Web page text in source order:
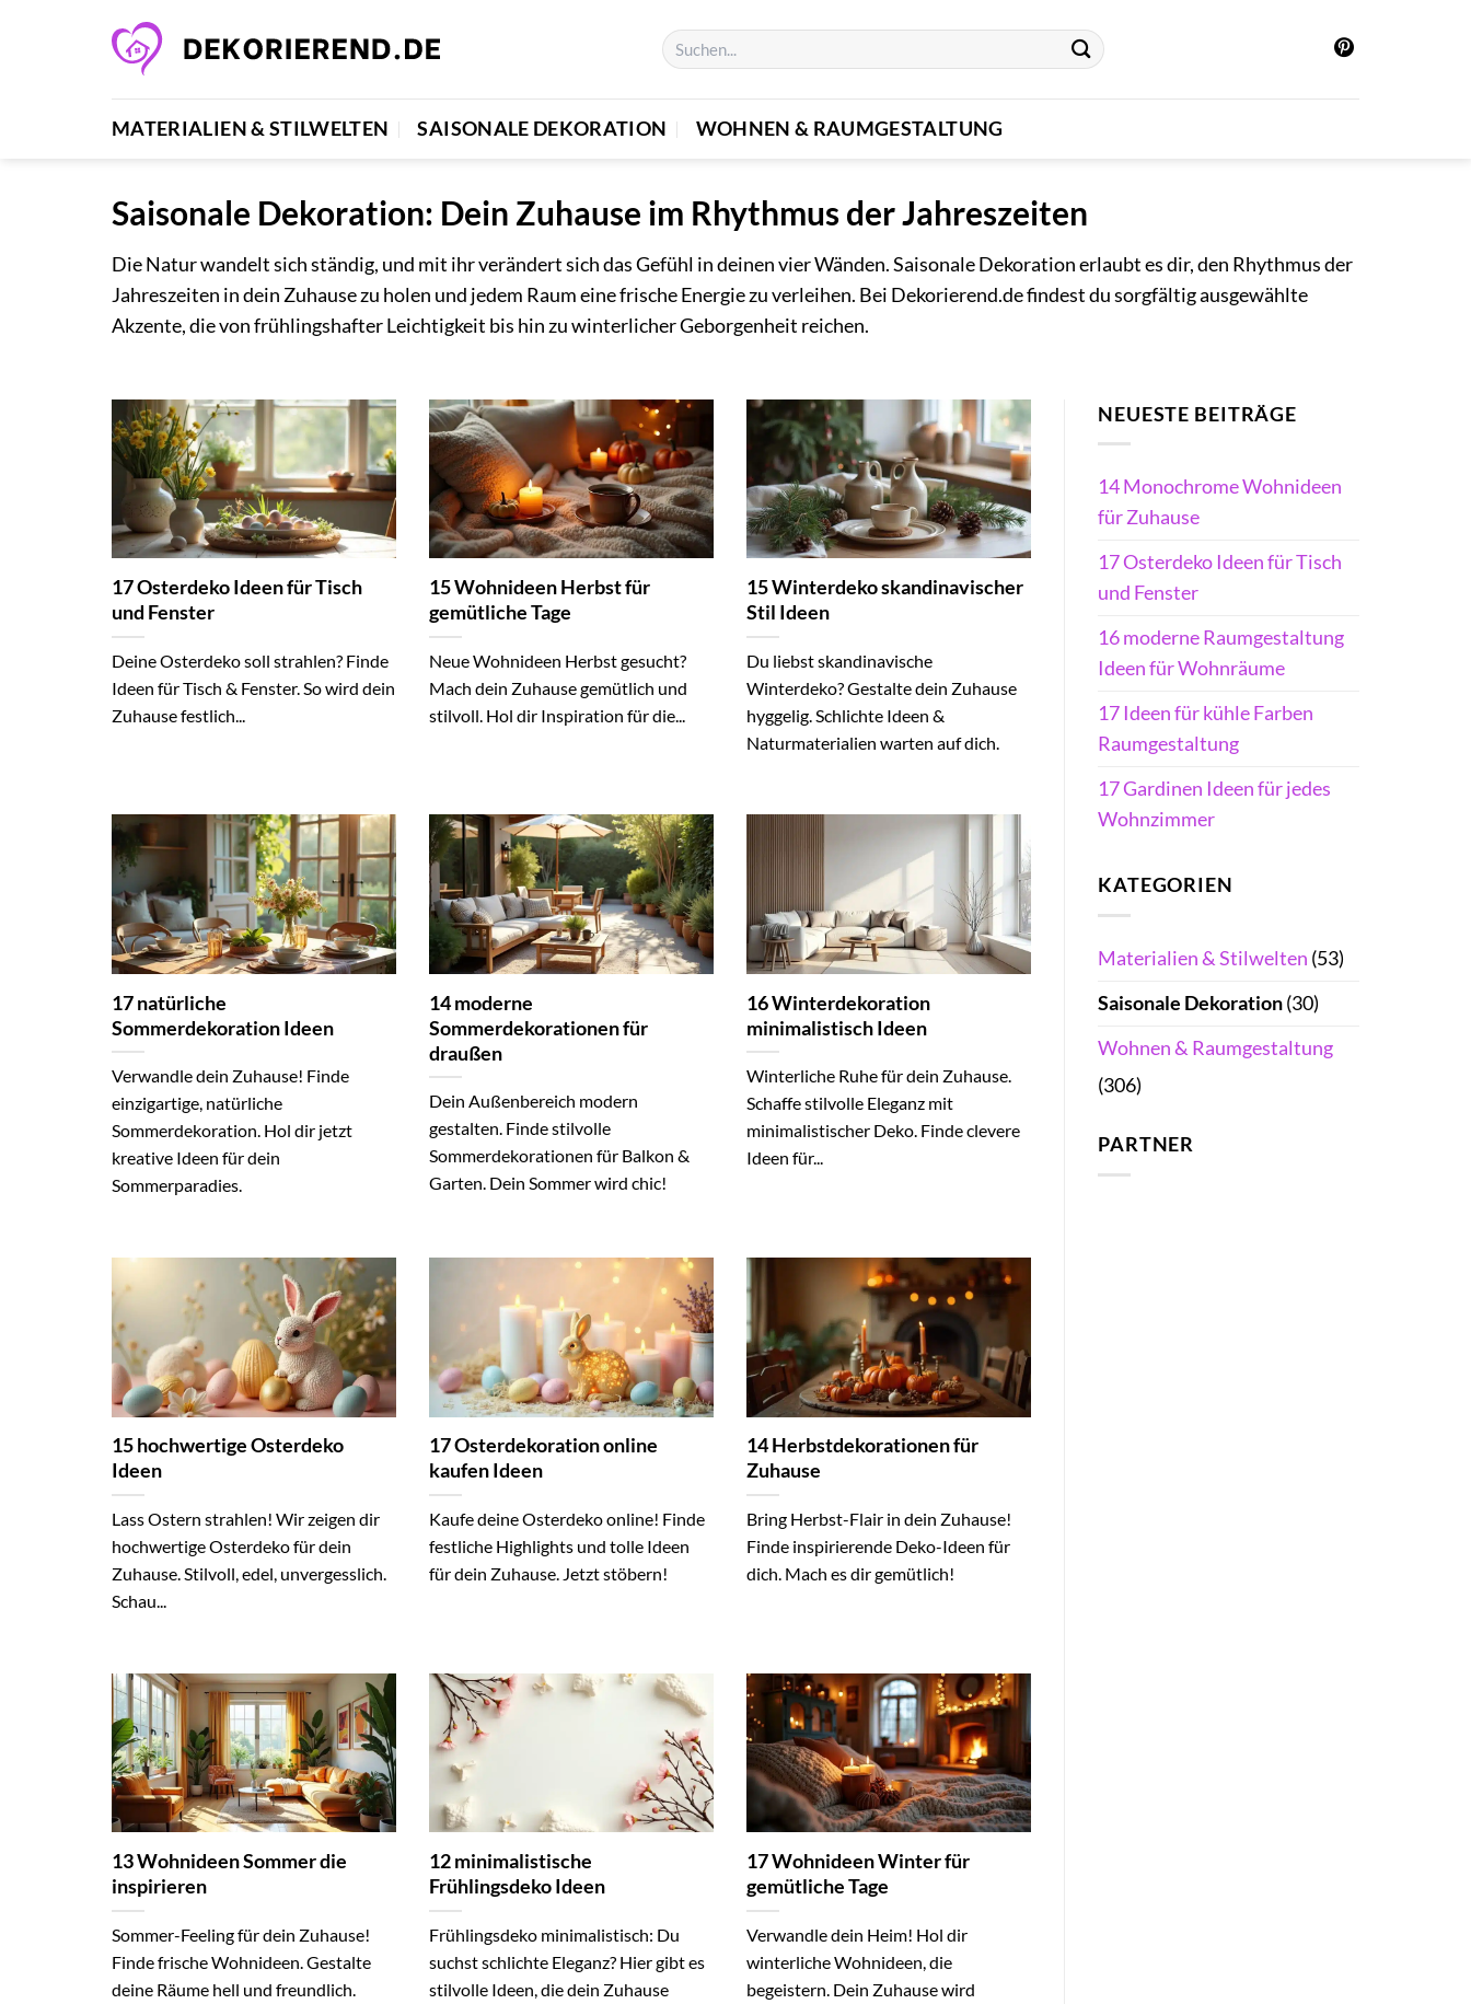
MATERIALIEN & STILWELTEN SAISONALE DEKORATION WOHNEN & RAUMGESTALTUNG
Saisonale Dekoration: Dein Zuhause im Rhythmus der Jahreszeiten
Die Natur wandelt sich ständig, und mit ihr verändert sich das Gefühl in deinen vier Wänden. Saisonale Dekoration erlaubt es dir, den Rhythmus der
Jahreszeiten in dein Zuhause zu holen und jedem Raum eine frische Energie zu verleihen. Bei Dekorierend.de findest du sorgfältig ausgewählte
Akzente, die von frühlingshafter Leichtigkeit bis hin zu winterlicher Geborgenheit reichen.
17 Osterdeko Ideen für Tisch
und Fenster
Deine Osterdeko soll strahlen? Finde
Ideen für Tisch & Fenster. So wird dein
Zuhause festlich...
15 Wohnideen Herbst für
gemütliche Tage
Neue Wohnideen Herbst gesucht?
Mach dein Zuhause gemütlich und
stilvoll. Hol dir Inspiration für die...
15 Winterdeko skandinavischer
Stil Ideen
Du liebst skandinavische
Winterdeko? Gestalte dein Zuhause
hyggelig. Schlichte Ideen &
Naturmaterialien warten auf dich.
17 natürliche
Sommerdekoration Ideen
Verwandle dein Zuhause! Finde
einzigartige, natürliche
Sommerdekoration. Hol dir jetzt
kreative Ideen für dein
Sommerparadies.
14 moderne
Sommerdekorationen für
draußen
Dein Außenbereich modern
gestalten. Finde stilvolle
Sommerdekorationen für Balkon &
Garten. Dein Sommer wird chic!
16 Winterdekoration
minimalistisch Ideen
Winterliche Ruhe für dein Zuhause.
Schaffe stilvolle Eleganz mit
minimalistischer Deko. Finde clevere
Ideen für...
15 hochwertige Osterdeko
Ideen
Lass Ostern strahlen! Wir zeigen dir
hochwertige Osterdeko für dein
Zuhause. Stilvoll, edel, unvergesslich.
Schau...
17 Osterdekoration online
kaufen Ideen
Kaufe deine Osterdeko online! Finde
festliche Highlights und tolle Ideen
für dein Zuhause. Jetzt stöbern!
14 Herbstdekorationen für
Zuhause
Bring Herbst-Flair in dein Zuhause!
Finde inspirierende Deko-Ideen für
dich. Mach es dir gemütlich!
13 Wohnideen Sommer die
inspirieren
Sommer-Feeling für dein Zuhause!
Finde frische Wohnideen. Gestalte
deine Räume hell und freundlich.
12 minimalistische
Frühlingsdeko Ideen
Frühlingsdeko minimalistisch: Du
suchst schlichte Eleganz? Hier gibt es
stilvolle Ideen, die dein Zuhause
17 Wohnideen Winter für
gemütliche Tage
Verwandle dein Heim! Hol dir
winterliche Wohnideen, die
begeistern. Dein Zuhause wird
NEUESTE BEITRÄGE
14 Monochrome Wohnideen
für Zuhause
17 Osterdeko Ideen für Tisch
und Fenster
16 moderne Raumgestaltung
Ideen für Wohnräume
17 Ideen für kühle Farben
Raumgestaltung
17 Gardinen Ideen für jedes
Wohnzimmer
KATEGORIEN
Materialien & Stilwelten (53)
Saisonale Dekoration(30)
Wohnen & Raumgestaltung
(306)
PARTNER